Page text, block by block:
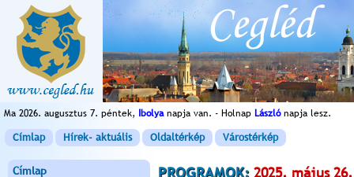
Ma 2026. augusztus 7. péntek, Ibolyanapja van. - Holnap Lászlónapja lesz.
Címlap Hírek- aktuális Oldaltérkép Várostérkép
Címlap
PROGRAMOK: 2025. május 26.